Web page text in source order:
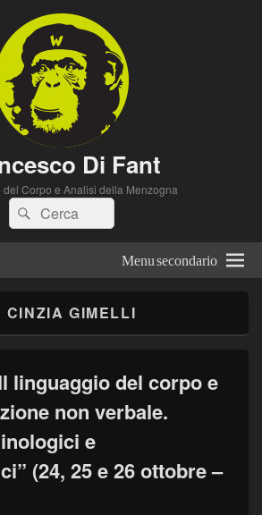
Di Fant
Corpo e Analisi della Menzogna
Cerca:Cerca
Menu secondario
CINZIA GIMELLI
linguaggio del corpo e
non verbale.
e
(24, 25 e 26 ottobre –